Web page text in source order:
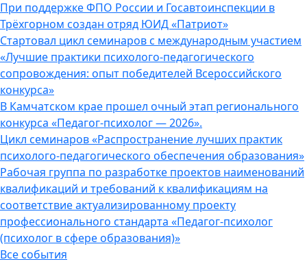
При поддержке ФПО России и Госавтоинспекции в
Трёхгорном создан отряд ЮИД «Патриот»
Стартовал цикл семинаров с международным участием
«Лучшие практики психолого-педагогического
сопровождения: опыт победителей Всероссийского
конкурса»
В Камчатском крае прошел очный этап регионального
конкурса «Педагог-психолог — 2026».
Цикл семинаров «Распространение лучших практик
психолого-педагогического обеспечения образования»
Рабочая группа по разработке проектов наименований
квалификаций и требований к квалификациям на
соответствие актуализированному проекту
профессионального стандарта «Педагог-психолог
(психолог в сфере образования)»
Все события